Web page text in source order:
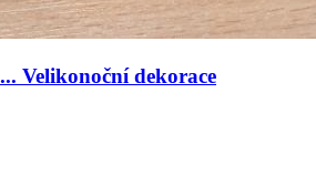
Velikonoční dekorace